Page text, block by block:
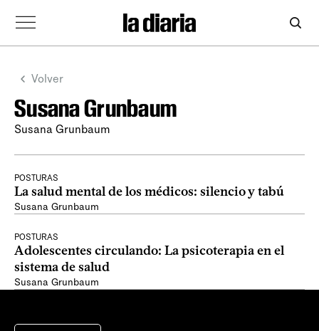
Volver
Susana Grunbaum
Susana Grunbaum
POSTURAS
La salud mental de los médicos: silencio y tabú
Susana Grunbaum
POSTURAS
Adolescentes circulando: La psicoterapia en el
sistema de salud
Susana Grunbaum